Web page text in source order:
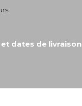
et dates de livraison